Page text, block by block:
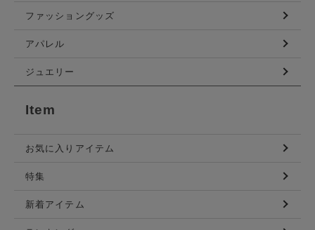
ファッショングッズ
アパレル
ジュエリー
Item
お気に入りアイテム
特集
新着アイテム